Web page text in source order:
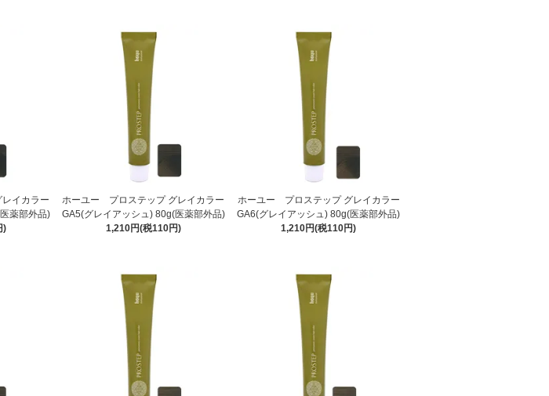
イカラー
薬部外品)
)
ホーユー プロステップ グレイカラー
GA5(グレイアッシュ) 80g(医薬部外品)
1,210円(税110円)
ホーユー プロステップ グレイカラー
GA6(グレイアッシュ) 80g(医薬部外品)
1,210円(税110円)